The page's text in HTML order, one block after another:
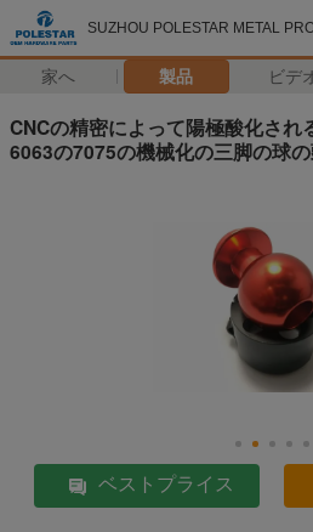
SUZHOU POLESTAR METAL
家へ 製品 ビデ
CNCの精密によって陽極酸化され
6063の7075の機械化の三脚の球
ベストプライス